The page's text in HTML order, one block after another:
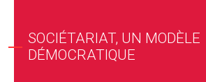
SOCIÉTARIAT, UN MODÈLE
DÉMOCRATIQUE